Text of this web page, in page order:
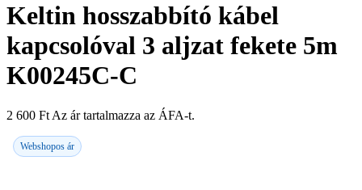
Keltin hosszabbító kábel
kapcsolóval 3 aljzat fekete 5m
K00245C-C
2 600 Ft Az ár tartalmazza az ÁFA-t.
Webshopos ár